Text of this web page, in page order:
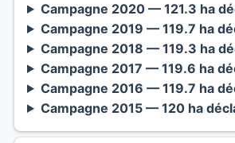
Campagne 2020 — 121.3 ha
Campagne 2019 — 119.7 ha
Campagne 2018 — 119.3 ha
Campagne 2017 — 119.6 ha
Campagne 2016 — 119.7 ha
Campagne 2015 — 120 ha